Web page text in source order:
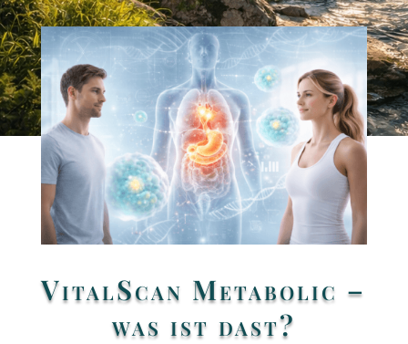
VitalScan Metabolic –
was ist dast?